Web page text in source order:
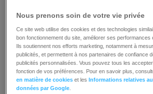
L’automatisation joue également un rôle
génération et le développement de
en place des flux de travail automatisés,
marketing peuvent capturer des prospects
formulaires ou de pages de renvoi, puis
à des séquences d’e-mails ciblées ou à la
Nous prenons soin de votre vie privée
Ce site web utilise des cookies et des technologies
bon fonctionnement du site, améliorer ses performances
Ils soutiennent nos efforts marketing, notamment à
publicités, et permettent à nos partenaires de confiance
publicités personnalisées. Vous pouvez tous les
fonction de vos préférences. Pour en savoir plus,
en matière de cookies et lesInformations relatives
données par Google